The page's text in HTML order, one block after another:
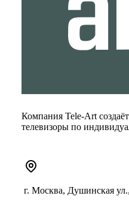
Компания Tele-Art
телевизоры по
г. Москва, Душинская